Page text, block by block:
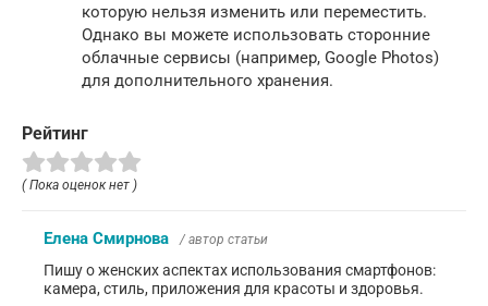
которую нельзя изменить или переместить.
Однако вы можете использовать сторонние
облачные сервисы (например, Google Photos)
для дополнительного хранения.
Рейтинг
( Пока оценок нет )
Елена Смирнова / автор статьи
Пишу о женских аспектах использования смартфонов:
камера, стиль, приложения для красоты и здоровья.